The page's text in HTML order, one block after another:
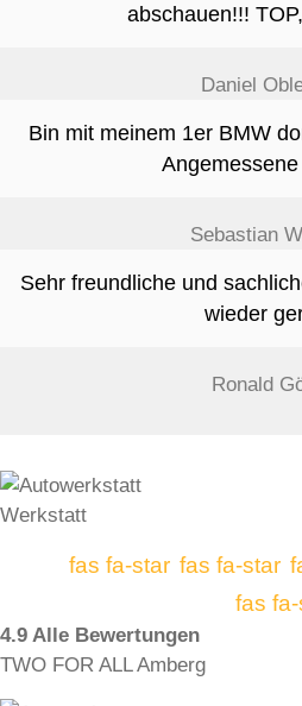
abschauen!!!
Daniel
Bin mit meinem 1er BMW
Sebastian
Sehr freundliche und
wieder
Ronald
fas fa-star fas fa-star
fas
4.9 Alle Bewertungen
TWO FOR ALL Amberg